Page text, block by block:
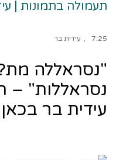
7:25 עידית בר
"נסראללה מת?
נסראללות" –
עידית בר בכאן 11